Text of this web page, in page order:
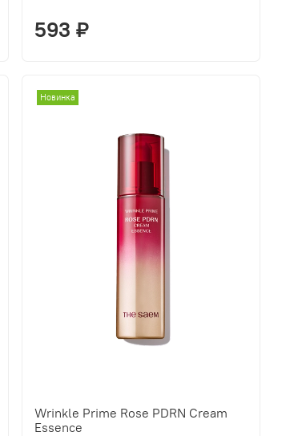
593 ₽
Новинка
Wrinkle Prime Rose PDRN Cream
Essence